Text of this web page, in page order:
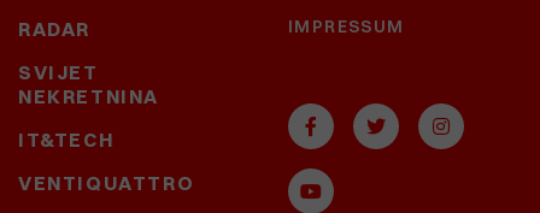
RADAR
SVIJET
NEKRETNINA
IT&TECH
VENTIQUATTRO
IMPRESSUM